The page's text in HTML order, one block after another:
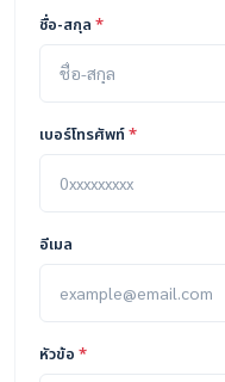
ชื่อ-สกุล *
เบอร์โทรศัพท์*
อีเมล
หัวข้อ *